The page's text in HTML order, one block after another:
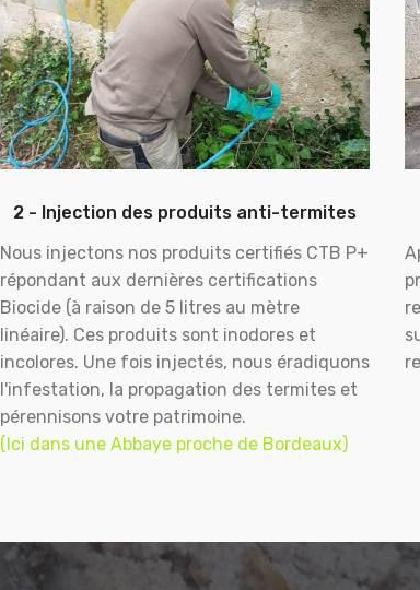
2 - Injection des produits anti-termites
Nous injectons nos produits certifiés CTB P+
répondant aux dernières certifications
Biocide (à raison de 5 litres au mètre
linéaire). Ces produits sont inodores et
incolores. Une fois injectés, nous éradiquons
l'infestation, la propagation des termites et
pérennisons votre patrimoine.
(Ici dans une Abbaye proche de Bordeaux)